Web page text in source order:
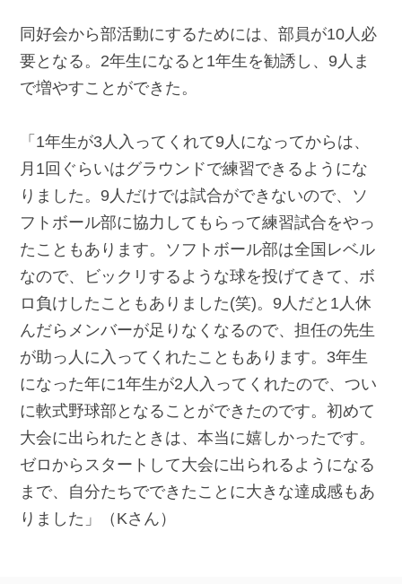
同好会から部活動にするためには、部員が10人必
要となる。2年生になると1年生を勧誘し、9人ま
で増やすことができた。
「1年生が3人入ってくれて9人になってからは、
月1回ぐらいはグラウンドで練習できるようにな
りました。9人だけでは試合ができないので、ソ
フトボール部に協力してもらって練習試合をやっ
たこともあります。ソフトボール部は全国レベル
なので、ビックリするような球を投げてきて、ボ
ロ負けしたこともありました(笑)。9人だと1人休
んだらメンバーが足りなくなるので、担任の先生
が助っ人に入ってくれたこともあります。3年生
になった年に1年生が2人入ってくれたので、つい
に軟式野球部となることができたのです。初めて
大会に出られたときは、本当に嬉しかったです。
ゼロからスタートして大会に出られるようになる
まで、自分たちでできたことに大きな達成感もあ
りました」（Kさん）